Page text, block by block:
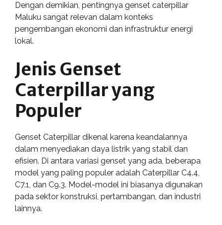
Dengan demikian, pentingnya genset caterpillar
Maluku sangat relevan dalam konteks
pengembangan ekonomi dan infrastruktur energi
lokal.
Jenis Genset
Caterpillar yang
Populer
Genset Caterpillar dikenal karena keandalannya
dalam menyediakan daya listrik yang stabil dan
efisien. Di antara variasi genset yang ada, beberapa
model yang paling populer adalah Caterpillar C4.4,
C7.1, dan C9.3. Model-model ini biasanya digunakan
pada sektor konstruksi, pertambangan, dan industri
lainnya.